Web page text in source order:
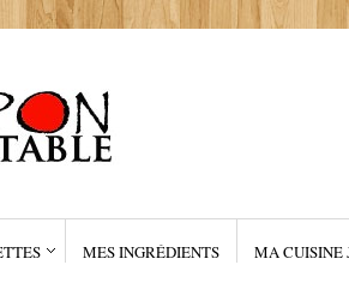
MES INGRÉDIENTS MA CUISINE